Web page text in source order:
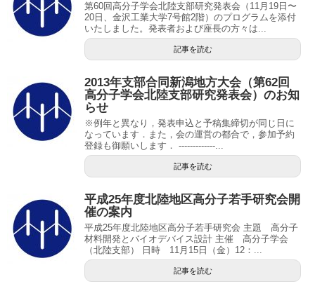
第60回高分子学会北陸支部研究発表会（11月19日〜
20日、金沢工業大学7号館2階）のプログラムを添付
いたしました。発表者および座長の方々は...
記事を読む
2013年支部合同新潟地方大会（第62回
高分子学会北陸支部研究発表会）のお知
らせ
※例年と異なり，発表申込と予稿集締切が同じ日に
なっています．また，会の運営の都合で，参加予約
登録も御願いします． -------------...
記事を読む
平成25年度北陸地区高分子若手研究会開
催の案内
平成25年度北陸地区高分子若手研究会 主題 高分子
材料開発とバイオデバイス設計 主催 高分子学会
（北陸支部） 日時 11月15日（金）12：...
記事を読む